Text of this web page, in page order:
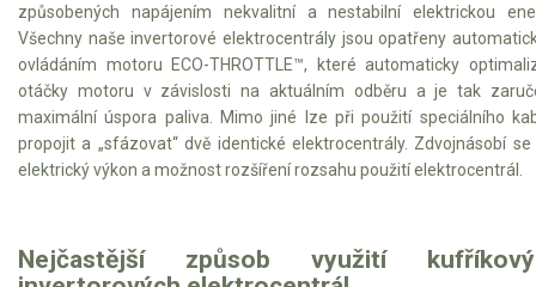
Elektrické čtyřkolky
Náhradní díly
Náhradní díly pro motorové pily
Náhradní díly pro křovinořezy
způsobených napájením nekvalitní a nestabilní elektrickou
Všechny naše invertorové elektrocentrály jsou opatřeny
ovládáním motoru ECO-THROTTLE™, které automaticky
otáčky motoru v závislosti na aktuálním odběru a je tak
maximální úspora paliva. Mimo jiné lze při použití speciálního
propojit a „sfázovat“ dvě identické elektrocentrály. Zdvojnásobí
elektrický výkon a možnost rozšíření rozsahu použití elektrocentrál.
Nejčastější způsob využití